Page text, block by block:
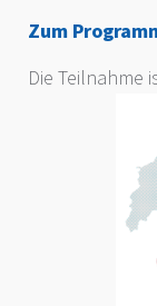
Zum
Die Teilnahme